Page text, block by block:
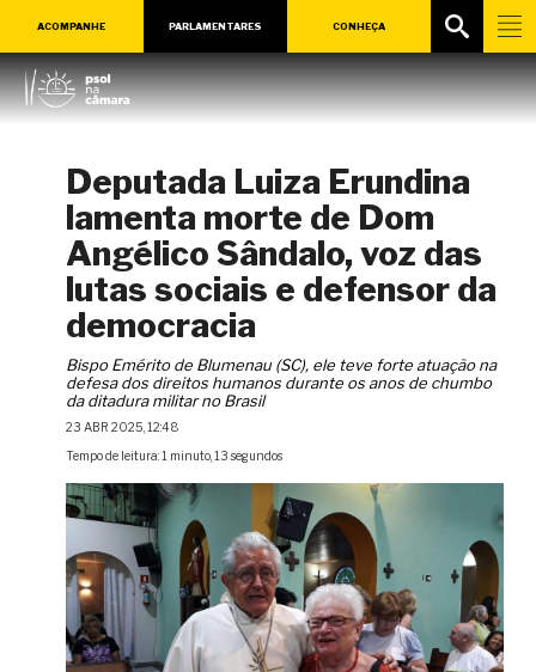
ACOMPANHE PARLAMENTARES CONHEÇA
Deputada Luiza Erundina
lamenta morte de Dom
Angélico Sândalo, voz das
lutas sociais e defensor da
democracia
Bispo Emérito de Blumenau (SC), ele teve forte atuação na
defesa dos direitos humanos durante os anos de chumbo
da ditadura militar no Brasil
23 ABR 2025, 12:48
Tempo de leitura: 1 minuto, 13 segundos